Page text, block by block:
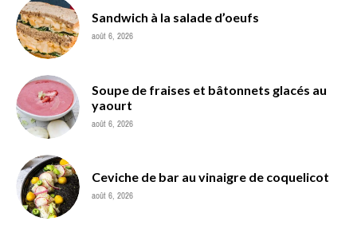
Sandwich à la salade d’oeufs
août 6, 2026
Soupe de fraises et bâtonnets glacés au
yaourt
août 6, 2026
Ceviche de bar au vinaigre de coquelicot
août 6, 2026